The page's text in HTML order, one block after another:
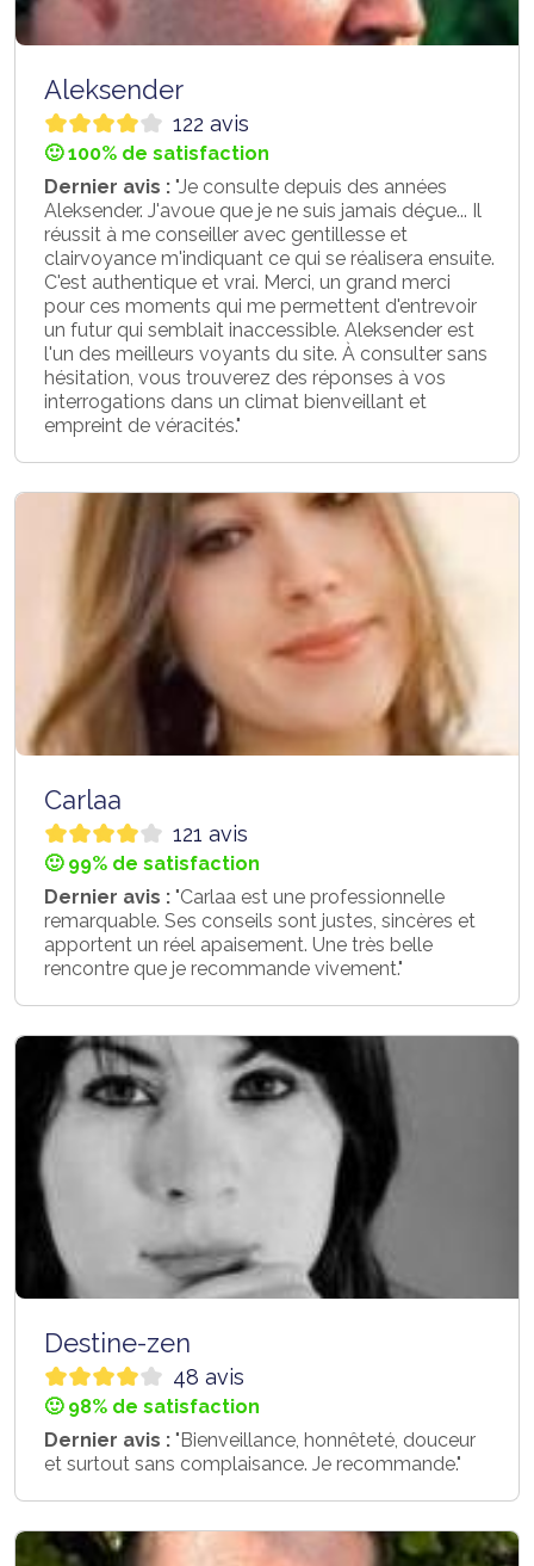
Aleksender
122 avis
🙂 100% de satisfaction
Dernier avis : "Je consulte depuis des années
Aleksender. J'avoue que je ne suis jamais déçue... Il
réussit à me conseiller avec gentillesse et
clairvoyance m'indiquant ce qui se réalisera ensuite.
C'est authentique et vrai. Merci, un grand merci
pour ces moments qui me permettent d'entrevoir
un futur qui semblait inaccessible. Aleksender est
l'un des meilleurs voyants du site. À consulter sans
hésitation, vous trouverez des réponses à vos
interrogations dans un climat bienveillant et
empreint de véracités."
Carlaa
121 avis
🙂 99% de satisfaction
Dernier avis : "Carlaa est une professionnelle
remarquable. Ses conseils sont justes, sincères et
apportent un réel apaisement. Une très belle
rencontre que je recommande vivement."
Destine-zen
48 avis
🙂 98% de satisfaction
Dernier avis : "Bienveillance, honnêteté, douceur
et surtout sans complaisance. Je recommande."